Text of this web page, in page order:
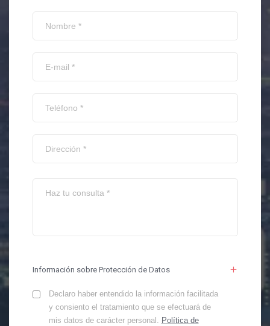
Información sobre Protección de Datos
Declaro haber entendido la información facilitada
y consiento el tratamiento que se efectuará de
mis datos de carácter personal. Política de